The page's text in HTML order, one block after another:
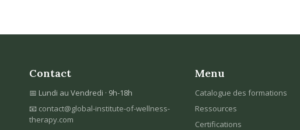
Contact
📅 Lundi au Vendredi · 9h-18h
📧 contact@global-institute-of-wellness-
therapy.com
Menu
Catalogue des formations
Ressources
Certifications